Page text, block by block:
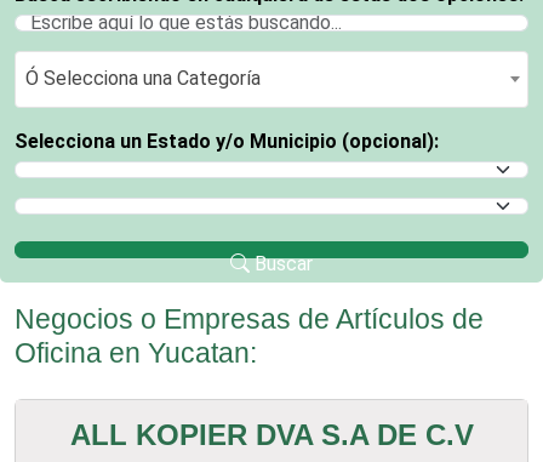
Ó Selecciona una Categoría
Ó Selecciona una Categoría
Selecciona un Estado y/o Municipio (opcional):
Selecciona un Estado
Selecciona un Municipio
Buscar
Negocios o Empresas de Artículos de
Oficina en Yucatan:
ALL KOPIER DVA S.A DE C.V